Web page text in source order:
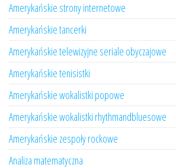
Amerykańskie strony internetowe
Amerykańskie tancerki
Amerykańskie telewizyjne seriale obyczajowe
Amerykańskie tenisistki
Amerykańskie wokalistki popowe
Amerykańskie wokalistki rhythmandbluesowe
Amerykańskie zespoły rockowe
Analiza matematyczna